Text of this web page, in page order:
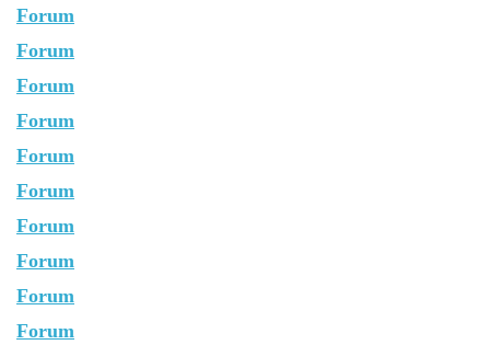
Forum
Forum
Forum
Forum
Forum
Forum
Forum
Forum
Forum
Forum